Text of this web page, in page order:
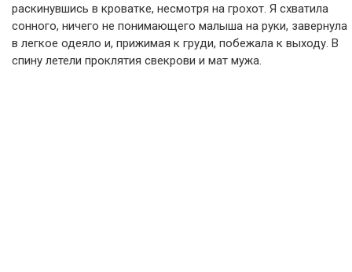
раскинувшись в кроватке, несмотря на грохот. Я схватила
сонного, ничего не понимающего малыша на руки, завернула
в легкое одеяло и, прижимая к груди, побежала к выходу. В
спину летели проклятия свекрови и мат мужа.